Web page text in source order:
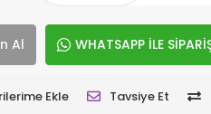
Al WHATSAPP İLE
Ekle Tavsiye Et